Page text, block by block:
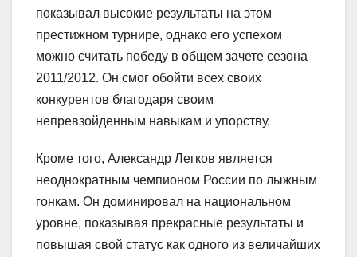
показывал высокие результаты на этом
престижном турнире, однако его успехом
можно считать победу в общем зачете сезона
2011/2012. Он смог обойти всех своих
конкурентов благодаря своим
непревзойденным навыкам и упорству.
Кроме того, Александр Легков является
неоднократным чемпионом России по лыжным
гонкам. Он доминировал на национальном
уровне, показывая прекрасные результаты и
повышая свой статус как одного из величайших